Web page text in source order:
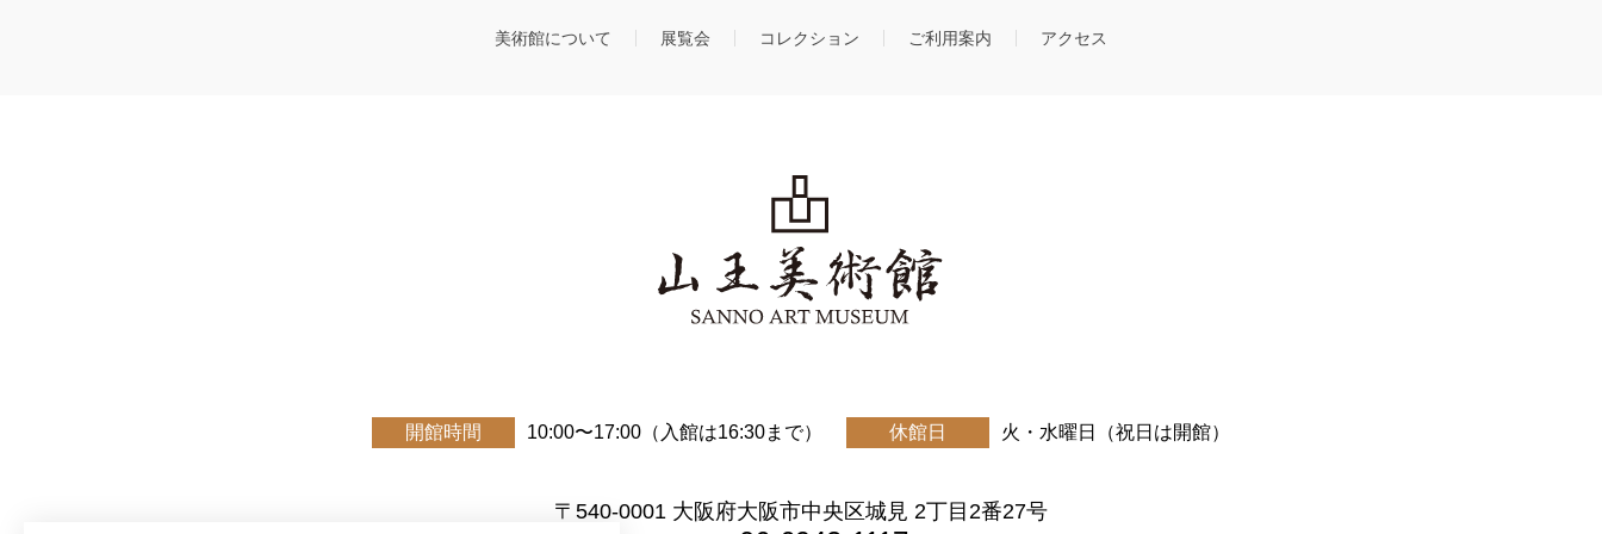
美術館について 展覧会 コレクション ご利用案内 アクセス
開館時間 10:00〜17:00（入館は16:30まで） 休館日 火・水曜日（祝日は開館）
〒540-0001 大阪府大阪市中央区城見 2丁目2番27号